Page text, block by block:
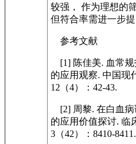
较强， 作为理想的
但符合率需进一步提
参考文献
[1] 陈佳美. 血常规
的应用观察. 中国现
12（4）：42-43.
[2] 周黎. 在白血病
的应用价值探讨. 临
3（42）：8410-8411.